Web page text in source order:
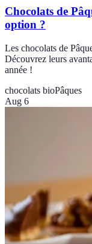
Chocolats de
option ?
Les chocolats de
Découvrez leurs
année !
chocolats bioPâques
Aug 6